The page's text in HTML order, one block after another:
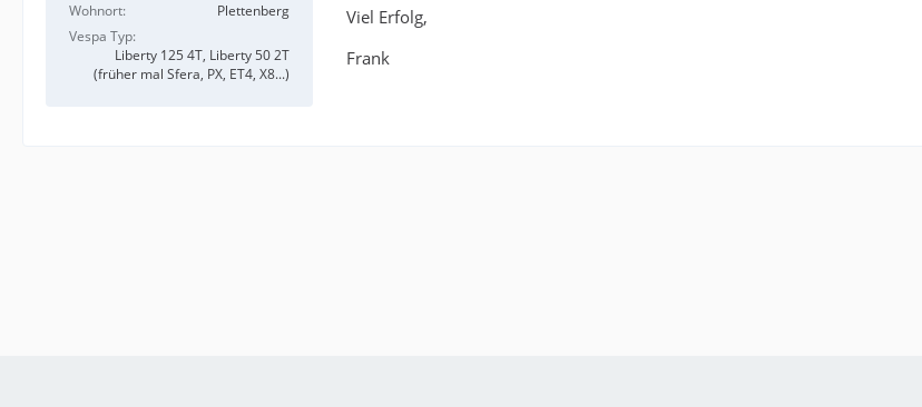
Wohnort
Plettenberg
Vespa Typ
Liberty 125 4T, Liberty 50 2T
(früher mal Sfera, PX, ET4, X8...)
Viel Erfolg,
Frank